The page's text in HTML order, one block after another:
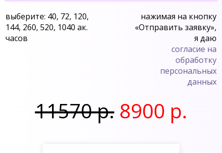
выберите: 40, 72, 120,
144, 260, 520, 1040 ак.
часов
нажимая на кнопку
«Отправить заявку»,
я даю
согласие на
обработку
персональных
данных
11570 р. 8900 р.